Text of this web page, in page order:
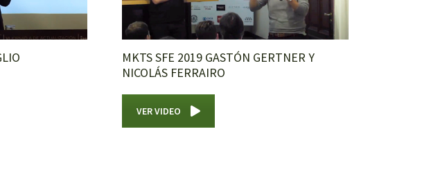
MKTS SFE 2019 GASTÓN GERTNER Y
NICOLÁS FERRAIRO
VER VIDEO